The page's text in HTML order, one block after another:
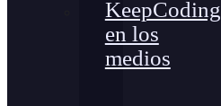
KeepCoding
en los
medios